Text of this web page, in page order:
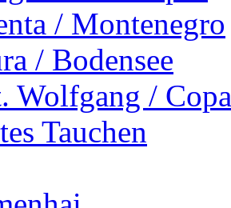
/ Montenegro
/ Bodensee
Wolfgang /
Tauchen